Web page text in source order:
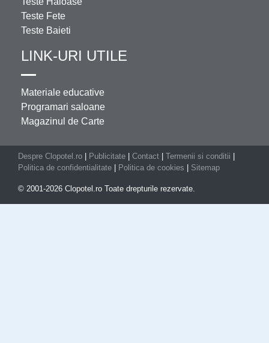
Teste Fete
Teste Baieti
LINK-URI UTILE
Materiale educative
Programari saloane
Magazinul de Carte
Despre Clopotel.ro Publicitate Contact Termenii si conditii
Politica de confidentialitate
Politica de cookies Sitemap
© 2001-2026 Clopotel.ro Toate drepturile rezervate.